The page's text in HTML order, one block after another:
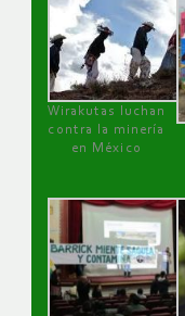
Wirakutas luchan
contra la minería
en México